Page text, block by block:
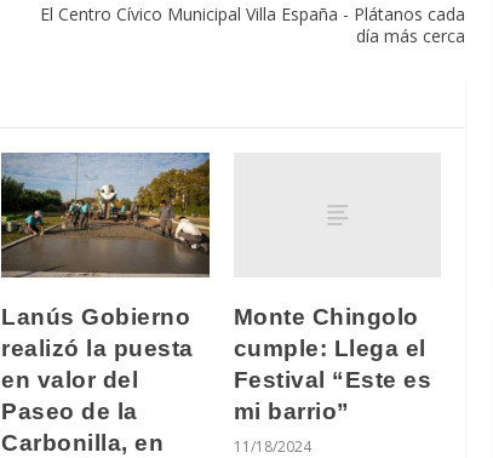
El Centro Cívico Municipal Villa España - Plátanos cada
día más cerca
Lanús Gobierno
realizó la puesta
en valor del
Paseo de la
Carbonilla, en
Monte Chingolo
cumple: Llega el
Festival “Este es
mi barrio”
11/18/2024